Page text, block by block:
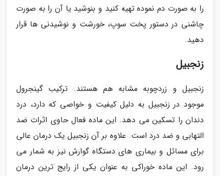
را به صورت دم نموده تهیه کنید و بنوشید یا آن را به صورت
چاشنی در دستور پخت سوپ، خورشت و نوشیدنی ها قرار
دهید.
زنجبیل
زنجبیل و زردچوبه مشابه هم هستند. ترکیب گینجرول
موجود در زنجبیل به دلیل کیفیت و خواصی که دارد، درد
دندان را تسکین می دهد. این ماده فعال حاوی اثرات ضد
التهابی و ضد درد است. علاوه بر آن زنجبیل یک درمان عالی
برای مسائل و بیماری های دستگاه گوارش نیز به شمار می
رود. این ماده خوراکی به عنوان یکی از رایج ترین درمان